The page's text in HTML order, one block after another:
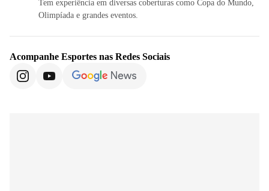
Tem experiência em diversas coberturas como Copa do Mundo,
Olimpíada e grandes eventos.
Acompanhe Esportes nas Redes Sociais